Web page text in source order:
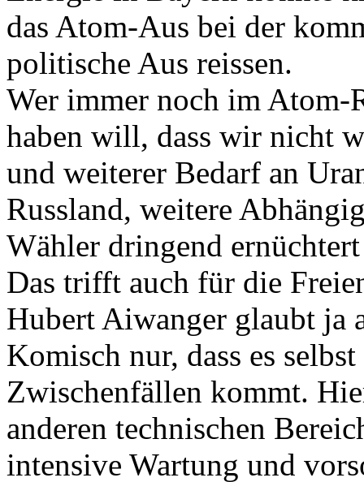
das Atom-Aus bei der
politische Aus reissen.
Wer immer noch im Atom-
haben will, dass wir nicht
und weiterer Bedarf an
Russland, weitere
Wähler dringend
Das trifft auch für die
Hubert Aiwanger glaubt ja
Komisch nur, dass es
Zwischenfällen kommt.
anderen technischen
intensive Wartung und